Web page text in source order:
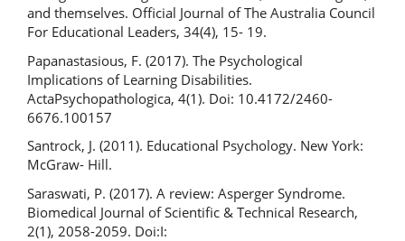
and themselves. Official Journal of The Australia Council
For Educational Leaders, 34(4), 15- 19.
Papanastasious, F. (2017). The Psychological
Implications of Learning Disabilities.
ActaPsychopathologica, 4(1). Doi: 10.4172/2460-
6676.100157
Santrock, J. (2011). Educational Psychology. New York:
McGraw- Hill.
Saraswati, P. (2017). A review: Asperger Syndrome.
Biomedical Journal of Scientific & Technical Research,
2(1), 2058-2059. Doi:I: